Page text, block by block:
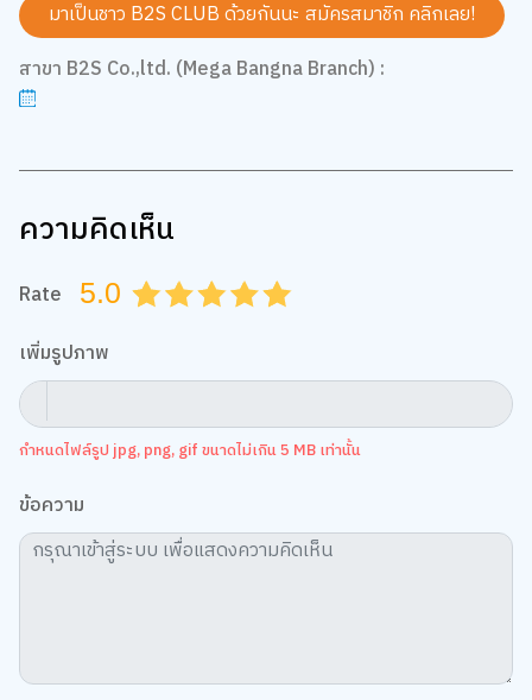
มาเป็นชาว B2S CLUB ด้วยกันนะ สมัครสมาชิก คลิกเลย!
สาขา B2S Co.,ltd. (Mega Bangna Branch) :
ความคิดเห็น
Rate 5.0 4.5
4.0
3.5
3.0
2.5
2.0
1.5
1.0
0.5
เพิ่มรูปภาพ
กำหนดไฟล์รูป jpg, png, gif ขนาดไม่เกิน 5 MB เท่านั้น
ข้อความ